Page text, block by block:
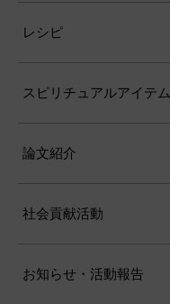
レシピ
スピリチュアルアイテム
論文紹介
社会貢献活動
お知らせ・活動報告